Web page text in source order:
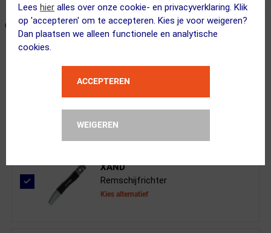
Lees hier alles over onze cookie- en privacyverklaring. Klik
op 'accepteren' om te accepteren. Kies je voor weigeren?
Dan plaatsen we alleen functionele en analytische
cookies.
ACCEPTEREN
WEIGEREN
← Terug naar productnavigatie
ONZE AANBEVOLEN COMBINATIE
BBB Cycling
DiscStop BBS-53 Remblokken Blauw
XAND
Remschijfrichter
Kies alternatief